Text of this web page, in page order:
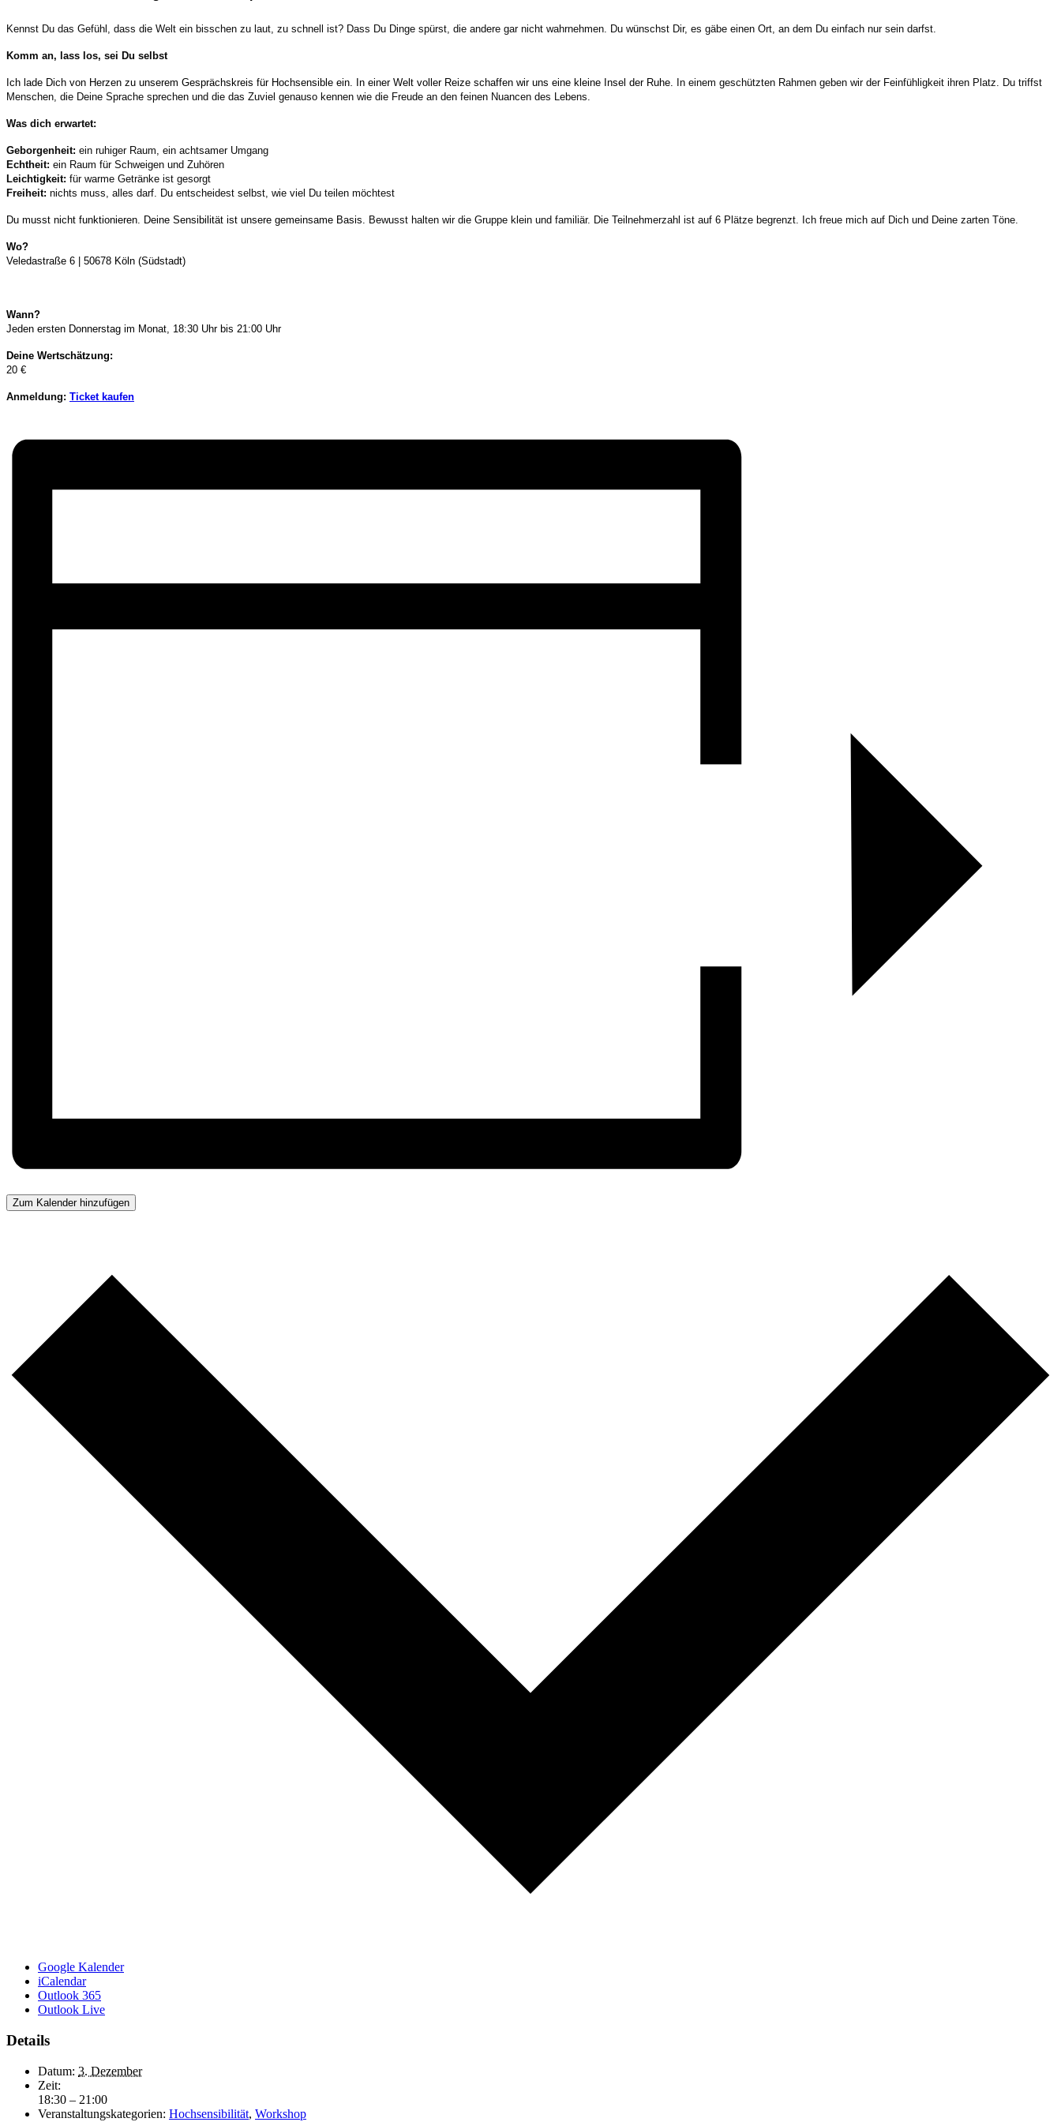
Kennst Du das Gefühl, dass die Welt ein bisschen zu laut, zu schnell ist? Dass Du Dinge spürst, die andere gar nicht wahrnehmen. Du wünschst Dir, es gäbe einen Ort, an dem Du einfach nur sein darfst.
Komm an, lass los, sei Du selbst
Ich lade Dich von Herzen zu unserem Gesprächskreis für Hochsensible ein. In einer Welt voller Reize schaffen wir uns eine kleine Insel der Ruhe. In einem geschützten Rahmen geben wir der Feinfühligkeit ihren Platz. Du triffst
Menschen, die Deine Sprache sprechen und die das Zuviel genauso kennen wie die Freude an den feinen Nuancen des Lebens.
Was dich erwartet:
Geborgenheit: ein ruhiger Raum, ein achtsamer Umgang
Echtheit: ein Raum für Schweigen und Zuhören
Leichtigkeit: für warme Getränke ist gesorgt
Freiheit: nichts muss, alles darf. Du entscheidest selbst, wie viel Du teilen möchtest
Du musst nicht funktionieren. Deine Sensibilität ist unsere gemeinsame Basis. Bewusst halten wir die Gruppe klein und familiär. Die Teilnehmerzahl ist auf 6 Plätze begrenzt. Ich freue mich auf Dich und Deine zarten Töne.
Wo?
Veledastraße 6 | 50678 Köln (Südstadt)
Wann?
Jeden ersten Donnerstag im Monat, 18:30 Uhr bis 21:00 Uhr
Deine Wertschätzung:
20 €
Anmeldung: Ticket kaufen
Zum Kalender hinzufügen
Google Kalender
iCalendar
Outlook 365
Outlook Live
Details
Datum: 3. Dezember
Zeit:
18:30 – 21:00
Veranstaltungskategorien: Hochsensibilität, Workshop